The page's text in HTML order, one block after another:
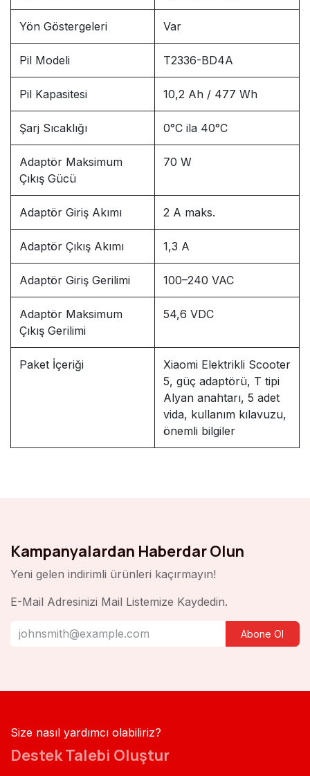
Yön Göstergeleri Var
Pil Modeli T2336-BD4A
Pil Kapasitesi 10,2 Ah / 477 Wh
Şarj Sıcaklığı 0°C ila 40°C
Adaptör Maksimum
Çıkış Gücü
70 W
Adaptör Giriş Akımı 2 A maks.
Adaptör Çıkış Akımı 1,3 A
Adaptör Giriş Gerilimi 100–240 VAC
Adaptör Maksimum
Çıkış Gerilimi
54,6 VDC
Paket İçeriği
Xiaomi Elektrikli Scooter
5, güç adaptörü, T tipi
Alyan anahtarı, 5 adet
vida, kullanım kılavuzu,
önemli bilgiler
Kampanyalardan Haberdar Olun
Yeni gelen indirimli ürünleri kaçırmayın!
E-Mail Adresinizi Mail Listemize Kaydedin.
Abone Ol
Size nasıl yardımcı olabiliriz?
Destek Talebi Oluştur